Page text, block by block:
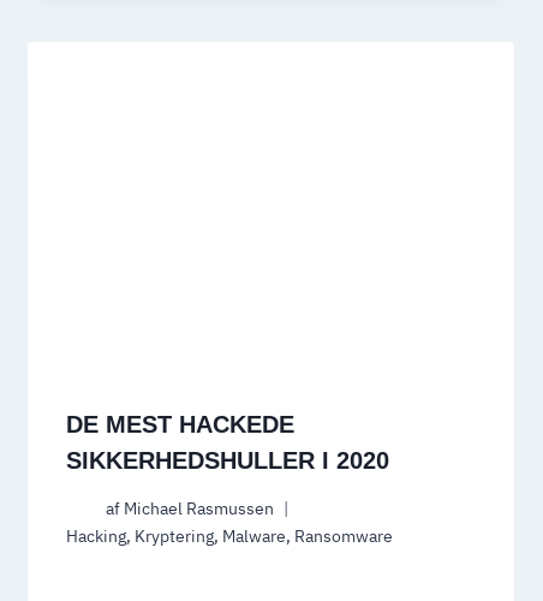
DE MEST HACKEDE
SIKKERHEDSHULLER I 2020
af Michael Rasmussen
Hacking, Kryptering, Malware, Ransomware